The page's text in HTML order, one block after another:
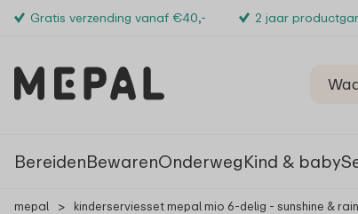
Gratis verzending vanaf €40,- 2 jaar
BereidenBewarenOnderwegKind & baby
mepal > kinderserviesset mepal mio 6-delig - sunshine &